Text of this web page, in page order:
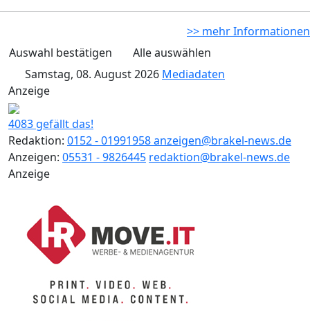
>> mehr Informationen
Auswahl bestätigen
Alle auswählen
Samstag, 08. August 2026 Mediadaten
Anzeige
4083 gefällt das!
Redaktion: 0152 - 01991958anzeigen@brakel-news.de
Anzeigen: 05531 - 9826445 redaktion@brakel-news.de
Anzeige